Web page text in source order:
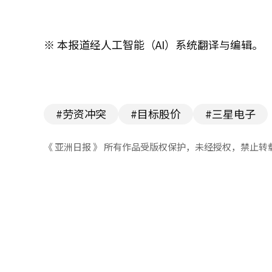
※ 本报道经人工智能（AI）系统翻译与编辑。
#劳资冲突 #目标股价 #三星电子
《 亚洲日报 》 所有作品受版权保护，未经授权，禁止转